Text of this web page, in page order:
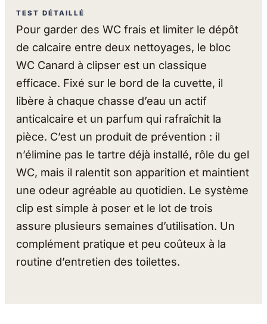
TEST DÉTAILLÉ
Pour garder des WC frais et limiter le dépôt
de calcaire entre deux nettoyages, le bloc
WC Canard à clipser est un classique
efficace. Fixé sur le bord de la cuvette, il
libère à chaque chasse d’eau un actif
anticalcaire et un parfum qui rafraîchit la
pièce. C’est un produit de prévention : il
n’élimine pas le tartre déjà installé, rôle du gel
WC, mais il ralentit son apparition et maintient
une odeur agréable au quotidien. Le système
clip est simple à poser et le lot de trois
assure plusieurs semaines d’utilisation. Un
complément pratique et peu coûteux à la
routine d’entretien des toilettes.